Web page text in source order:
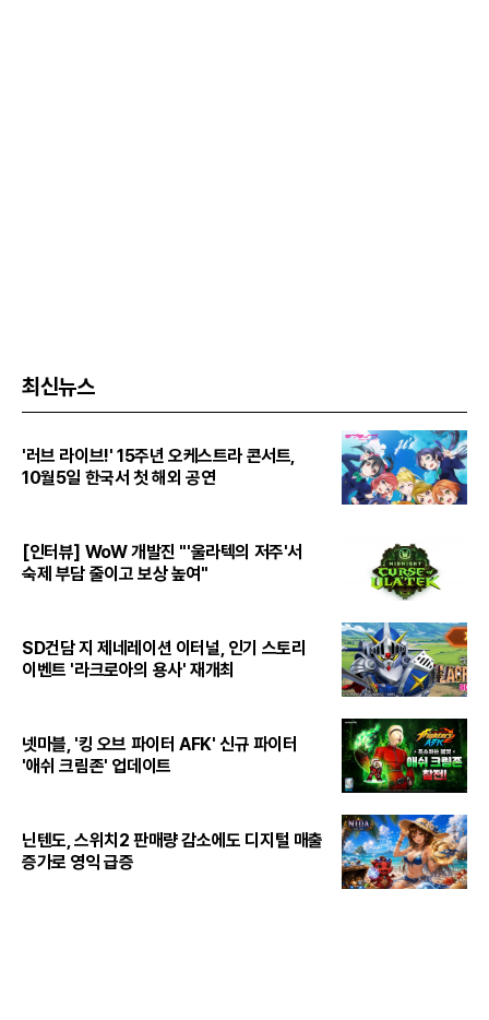
최신뉴스
'러브 라이브!' 15주년 오케스트라 콘서트,
10월5일 한국서 첫 해외 공연
[인터뷰] WoW 개발진 "'울라텍의 저주'서
숙제 부담 줄이고 보상 높여"
SD건담 지 제네레이션 이터널, 인기 스토리
이벤트 '라크로아의 용사' 재개최
넷마블, '킹 오브 파이터 AFK' 신규 파이터
'애쉬 크림존' 업데이트
닌텐도, 스위치2 판매량 감소에도 디지털 매출
증가로 영익 급증